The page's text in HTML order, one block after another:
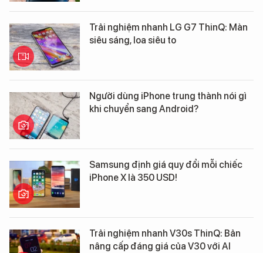
Trải nghiệm nhanh LG G7 ThinQ: Màn
siêu sáng, loa siêu to
Người dùng iPhone trung thành nói gì
khi chuyển sang Android?
Samsung định giá quy đổi mỗi chiếc
iPhone X là 350 USD!
Trải nghiệm nhanh V30s ThinQ: Bản
nâng cấp đáng giá của V30 với AI